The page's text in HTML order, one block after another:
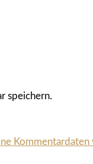
speichern.